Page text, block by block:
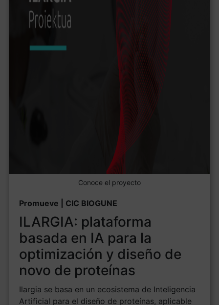
Conoce el proyecto
Promueve | CIC BIOGUNE
ILARGIA: plataforma
basada en IA para la
optimización y diseño de
novo de proteínas
Ilargia se basa en un ecosistema de Inteligencia
Artificial para el diseño de proteínas, aplicable